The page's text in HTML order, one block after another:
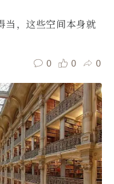
当，这些空间本身就
0 0 0